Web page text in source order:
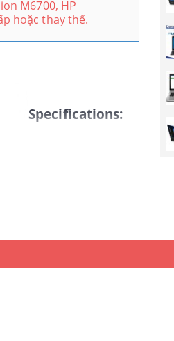
M6700, HP
hoặc thay thế.
Specifications: